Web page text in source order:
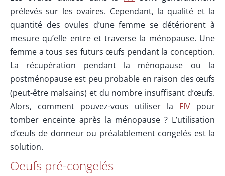
prélevés sur les ovaires. Cependant, la qualité et la
quantité des ovules d’une femme se détériorent à
mesure qu’elle entre et traverse la ménopause. Une
femme a tous ses futurs œufs pendant la conception.
La récupération pendant la ménopause ou la
postménopause est peu probable en raison des œufs
(peut-être malsains) et du nombre insuffisant d’œufs.
Alors, comment pouvez-vous utiliser la FIV pour
tomber enceinte après la ménopause ? L’utilisation
d’œufs de donneur ou préalablement congelés est la
solution.
Oeufs pré-congelés